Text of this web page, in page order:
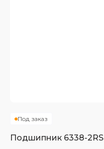
Под заказ
Подшипник 6338-2RS